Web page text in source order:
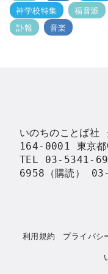
神学校特集
福音派
訃報
音楽
いのちのことば社
164-0001 東京
TEL 03-5341-
6958（購読）
利用規約 プライバシ